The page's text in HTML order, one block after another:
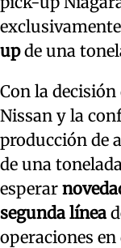
exclusivamente
upde una
Con la
Nissan y la
producción de
de una
esperar
segunda línea
operaciones